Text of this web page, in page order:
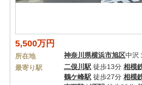
5,500万円
所在地 神奈川県横浜市旭区中沢
最寄り駅
二俣川駅 徒歩13分 相模
鶴ケ峰駅 徒歩27分 相模